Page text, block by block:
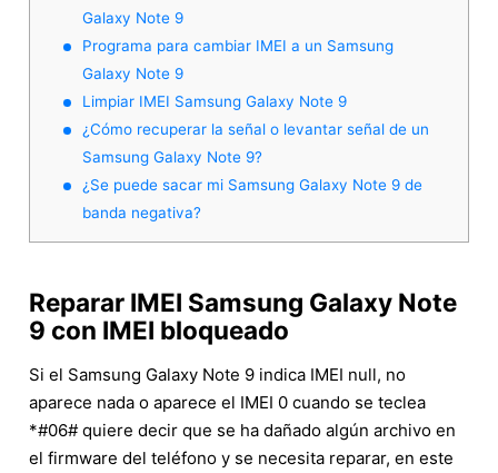
Galaxy Note 9
Programa para cambiar IMEI a un Samsung
Galaxy Note 9
Limpiar IMEI Samsung Galaxy Note 9
¿Cómo recuperar la señal o levantar señal de un
Samsung Galaxy Note 9?
¿Se puede sacar mi Samsung Galaxy Note 9 de
banda negativa?
Reparar IMEI Samsung Galaxy Note
9 con IMEI bloqueado
Si el Samsung Galaxy Note 9 indica IMEI null, no
aparece nada o aparece el IMEI 0 cuando se teclea
*#06# quiere decir que se ha dañado algún archivo en
el firmware del teléfono y se necesita reparar, en este